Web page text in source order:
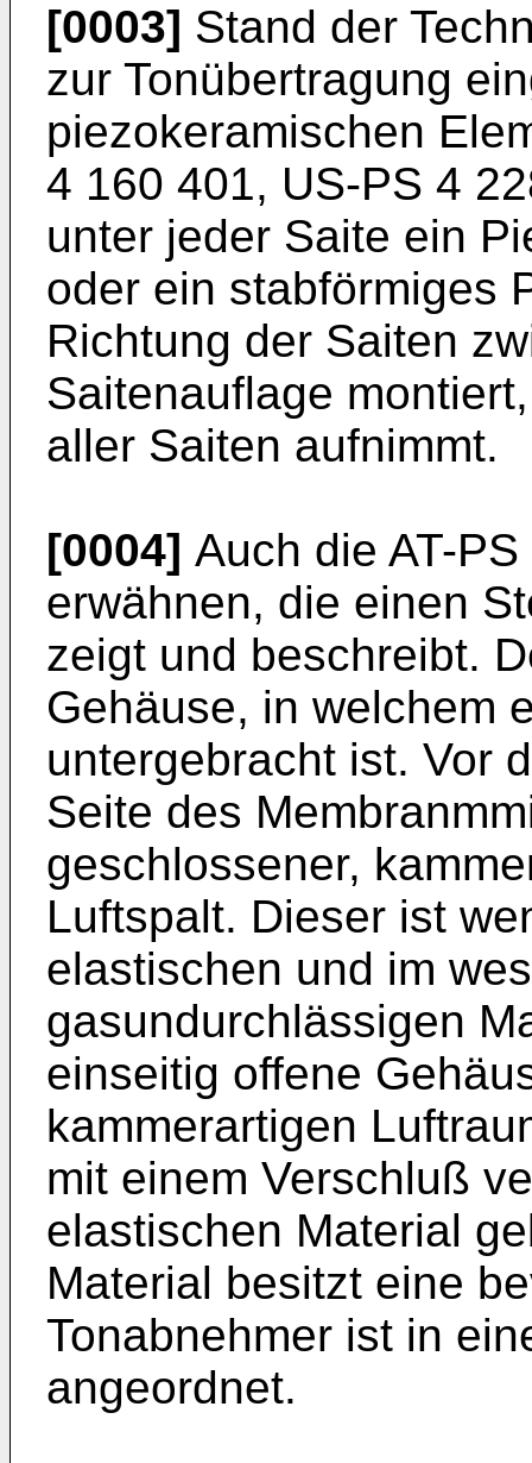
[0003] Stand der
zur Tonübertragung
piezokeramischen
4 160 401, US-PS 4
unter jeder Saite ein
oder ein stabförmiges
Richtung der Saiten
Saitenauflage
aller Saiten aufnimmt.
[0004] Auch die AT-
erwähnen, die einen
zeigt und beschreibt.
Gehäuse, in welchem
untergebracht ist. Vor
Seite des
geschlossener,
Luftspalt. Dieser ist
elastischen und im
gasundurchlässigen
einseitig offene
kammerartigen
mit einem Verschluß
elastischen Material
Material besitzt eine
Tonabnehmer ist in
angeordnet.